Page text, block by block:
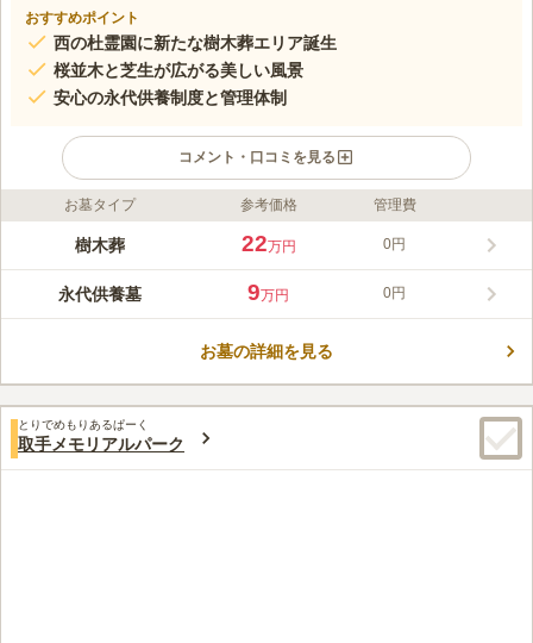
おすすめポイント
西の杜霊園に新たな樹木葬エリア誕生
桜並木と芝生が広がる美しい風景
安心の永代供養制度と管理体制
コメント・口コミを見る
ライフドット編集部のコメント
茨城県水戸市の西の杜霊園内に新たに誕生した樹木葬「ブルーム
る人々に安らぎを提供します。安心の管理体制と永代供養制度を
備え、後継者がいない方でも安心して利用できます。生前申し込
この霊園はまだ誰からも評価されていません。
お墓タイプ 参考価格 管理費
樹木葬 22万円 0円
永代供養墓 9万円 0円
お墓の詳細を見る
とりでめもりあるぱーく
取手メモリアルパーク